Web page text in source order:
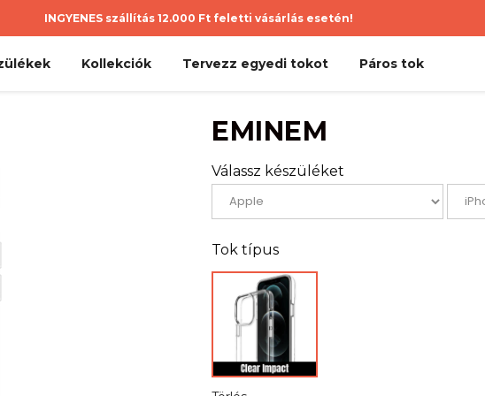
INGYENES szállítás 12.000 Ft feletti vásárlás esetén!
Kollekciók Tervezz egyedi tokot Páros tok
EMINEM
Válassz készüléket
Tok típus